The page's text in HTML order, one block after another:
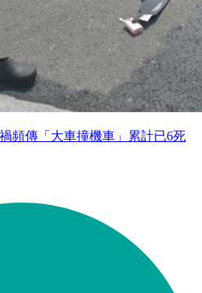
頻傳「大車撞機車」累計已6死